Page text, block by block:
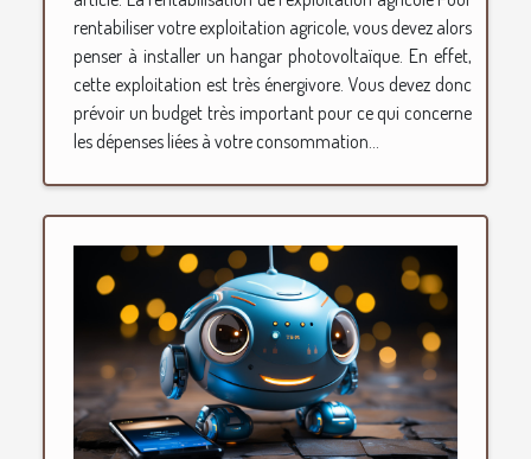
rentabiliser votre exploitation agricole, vous devez alors
penser à installer un hangar photovoltaïque. En effet,
cette exploitation est très énergivore. Vous devez donc
prévoir un budget très important pour ce qui concerne
les dépenses liées à votre consommation...